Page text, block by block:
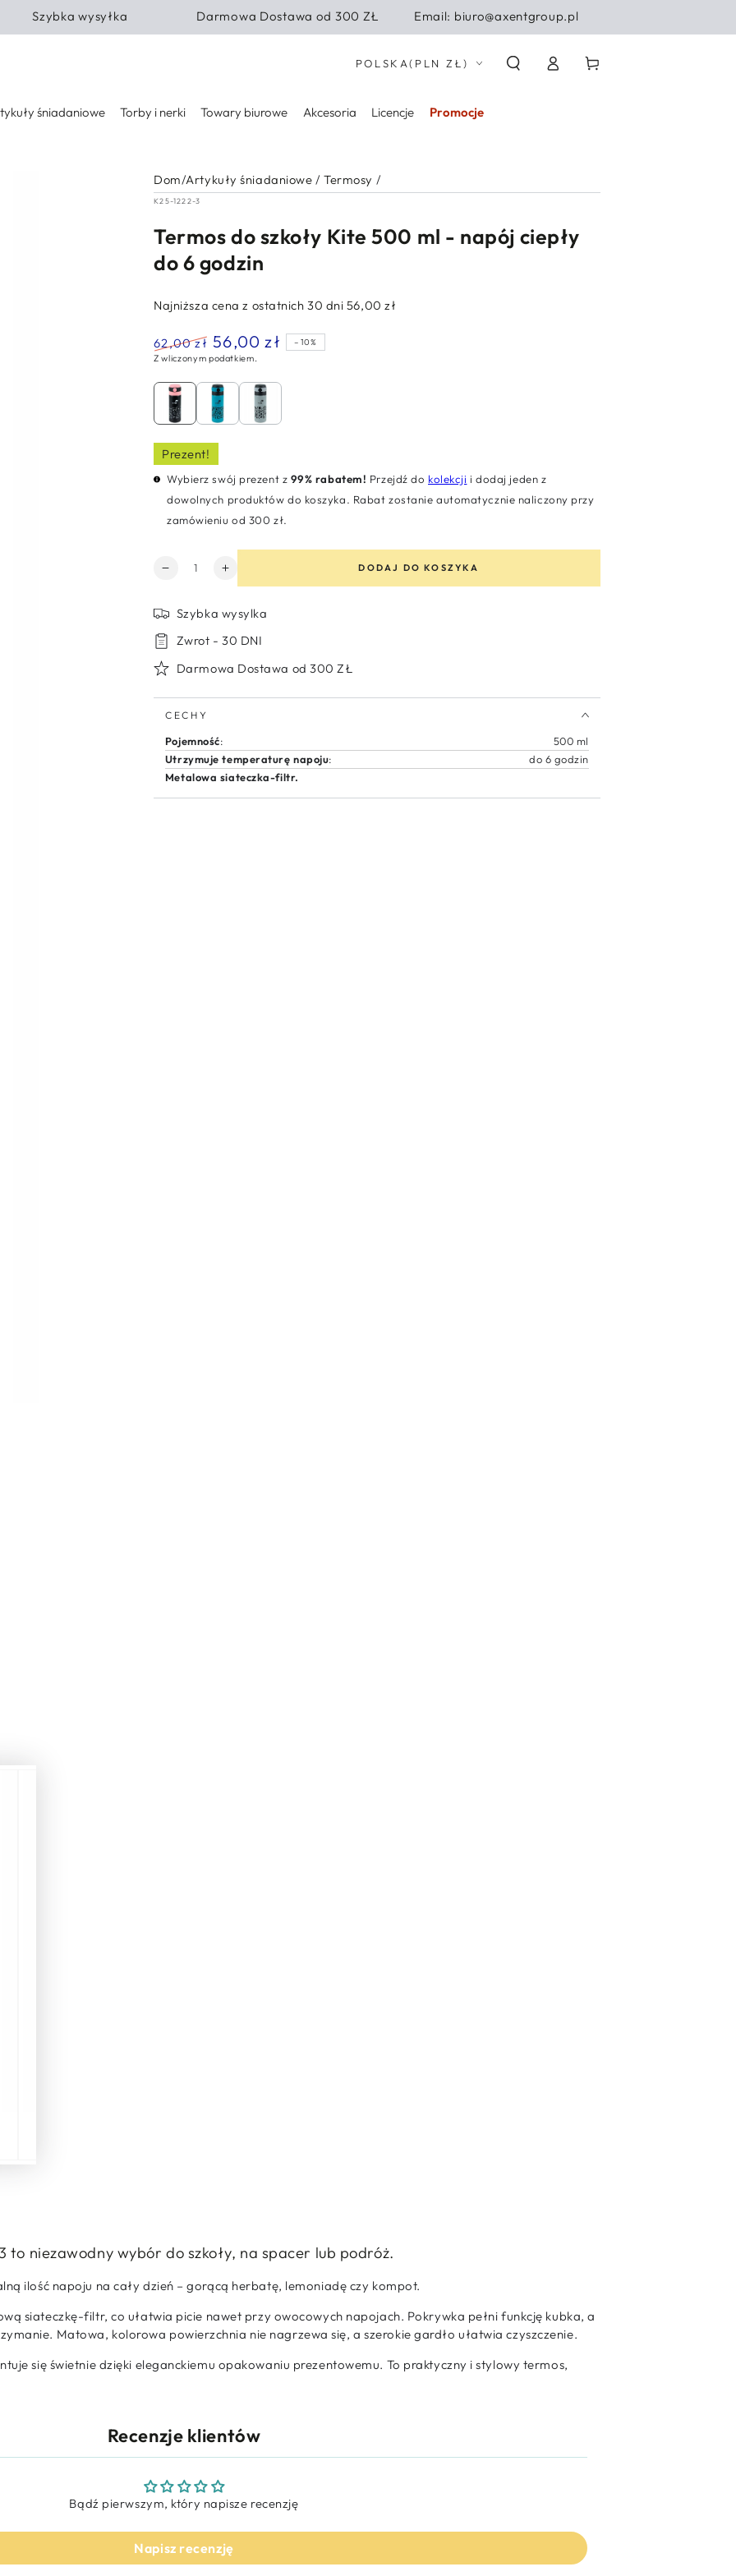
Szybka wysyłka Darmowa Dostawa od 300 ZŁ Email: biuro@axentgroup.pl
śniadaniowe Torby i nerki Towary biurowe Akcesoria Licencje Promocje
Kraj/region
POLSKA(PLN ZŁ) Koszyk
Dom/Artykuły śniadaniowe / Termosy /
K25-1222-3
Termos do szkoły Kite 500 ml - napój ciepły
do 6 godzin
Najniższa cena z ostatnich 30 dni 56,00 zł
Normalna
62,00 zł
Cena
56,00 zł –10%
Z wliczonym podatkiem.
Prezent!
Wybierz swój prezent z 99% rabatem! Przejdź do kolekcji i dodaj jeden z
dowolnych produktów do koszyka. Rabat zostanie automatycznie naliczony przy
zamówieniu od 300 zł.
Ilość
Zmniejsz
dla
Termos
do
Kite
-
napój
ciepły
do
Zwiększ
ilość
Termos
do
Kite
ciepły
do
DODAJ DO KOSZYKA
Szybka wysylka
Zwrot - 30 DNI
Darmowa Dostawa od 300 ZŁ
CECHY
Pojemność:
500 ml
Utrzymuje temperaturę napoju:
do 6 godzin
Metalowa siateczka-filtr.
to niezawodny wybór do szkoły, na spacer lub podróż.
ilość napoju na cały dzień – gorącą herbatę, lemoniadę czy kompot.
siateczkę-filtr, co ułatwia picie nawet przy owocowych napojach. Pokrywka pełni funkcję kubka, a
Matowa, kolorowa powierzchnia nie nagrzewa się, a szerokie gardło ułatwia czyszczenie.
się świetnie dzięki eleganckiemu opakowaniu prezentowemu. To praktyczny i stylowy termos,
Recenzje klientów
Bądź pierwszym, który napisze recenzję
Napisz recenzję